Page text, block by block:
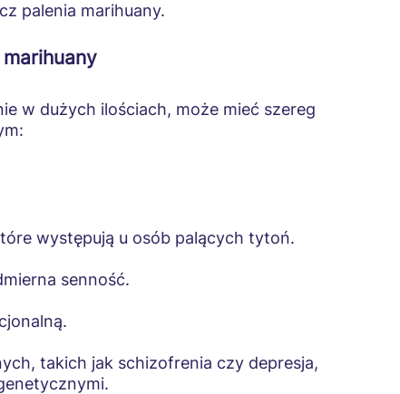
palenia marihuany.
w dużych ilościach, może mieć szereg
występują u osób palących tytoń.
senność.
takich jak schizofrenia czy depresja,